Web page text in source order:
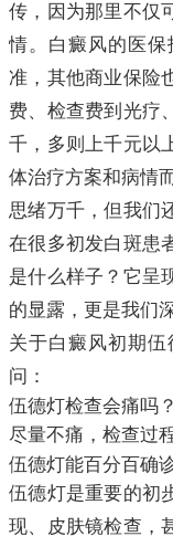
传，因为那里不仅
情。白癜风的医
准，其他商业保险
费、检查费到光疗
千，多则上千元以
体治疗方案和病情而
思绪万千，但我们
在很多初发白斑患
是什么样子？它呈
的显露，更是我们
关于白癜风初期
问：
伍德灯检查会痛吗？
尽量不痛，检查过
伍德灯能百分百确
伍德灯是重要的初
现、皮肤镜检查，